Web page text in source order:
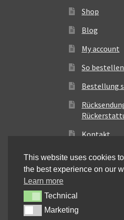
Shop
Blog
My account
So bestellen
Bestellung
Kontakt
This website uses cookies
the best experience on our
Learn more
TechnicalTechnical
MarketingMarketing